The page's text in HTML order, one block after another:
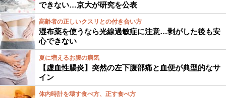
できない…京大が研究を公表
高齢者の正しいクスリとの付き合い方
湿布薬を使うなら光線過敏症に注意…剥がした後も安
心できない
夏に増えるお腹の病気
【虚血性腸炎】突然の左下腹部痛と血便が典型的なサ
イン
体内時計を壊す食べ方、正す食べ方